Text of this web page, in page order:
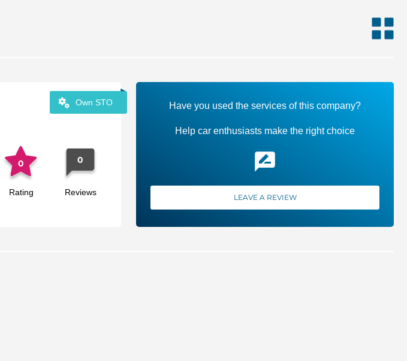
Own STO
0
Rating
0
Reviews
Have you used the services of this company?
Help car enthusiasts make the right choice
LEAVE A REVIEW